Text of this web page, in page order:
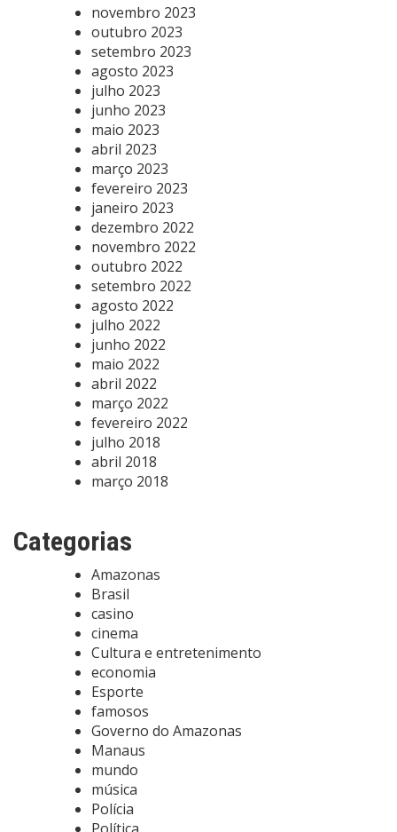
novembro 2023
outubro 2023
setembro 2023
agosto 2023
julho 2023
junho 2023
maio 2023
abril 2023
março 2023
fevereiro 2023
janeiro 2023
dezembro 2022
novembro 2022
outubro 2022
setembro 2022
agosto 2022
julho 2022
junho 2022
maio 2022
abril 2022
março 2022
fevereiro 2022
julho 2018
abril 2018
março 2018
Categorias
Amazonas
Brasil
casino
cinema
Cultura e entretenimento
economia
Esporte
famosos
Governo do Amazonas
Manaus
mundo
música
Polícia